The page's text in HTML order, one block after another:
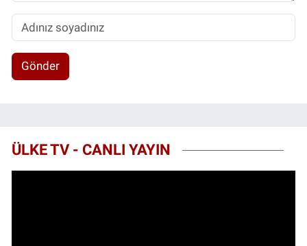
Gönder
ÜLKE TV - CANLI YAYIN